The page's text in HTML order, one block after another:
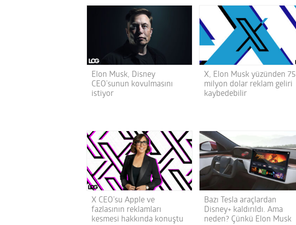
Elon Musk, Disney
CEO’sunun kovulmasını
istiyor
X, Elon Musk yüzünden 75
milyon dolar reklam geliri
kaybedebilir
X CEO’su Apple ve
fazlasının reklamları
kesmesi hakkında konuştu
Bazı Tesla araçlardan
Disney+ kaldırıldı. Ama
neden? Çünkü Elon Musk